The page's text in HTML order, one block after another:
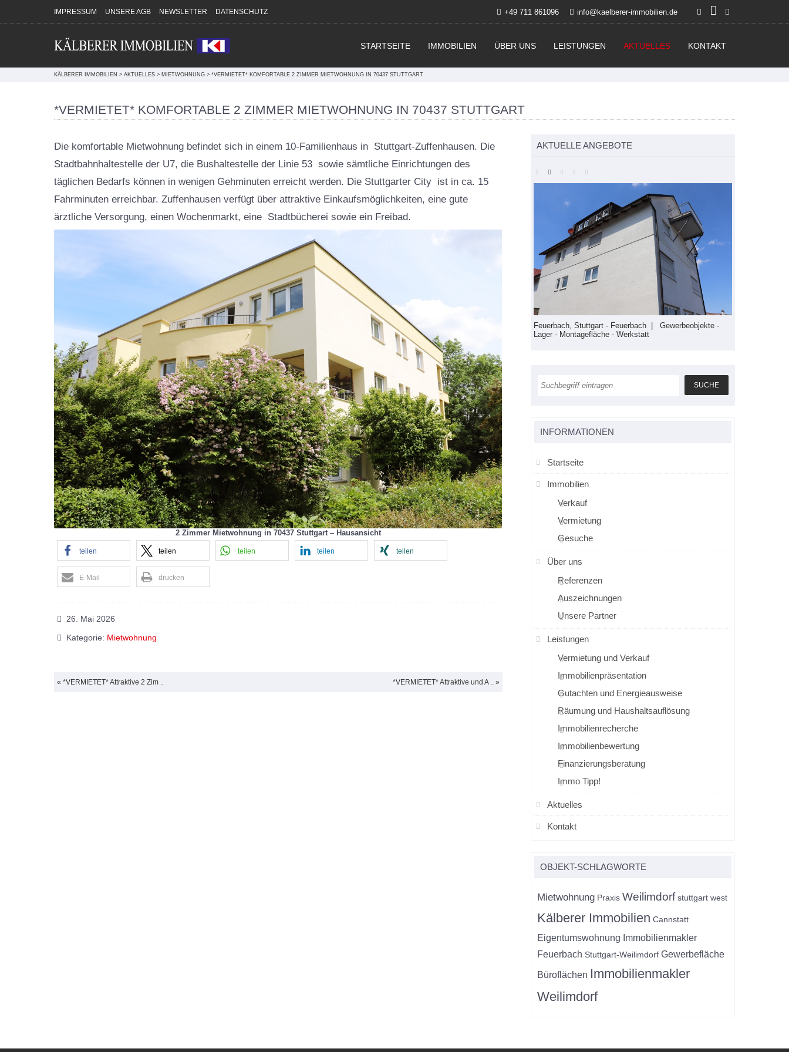
Direkt zum Inhalt springen
IMPRESSUM UNSERE AGB NEWSLETTER DATENSCHUTZ +49 711 861096 info@kaelberer-immobilien.de
STARTSEITE IMMOBILIEN ÜBER UNS LEISTUNGEN AKTUELLES KONTAKT
KÄLBERER IMMOBILIEN > AKTUELLES > MIETWOHNUNG > *VERMIETET* KOMFORTABLE 2 ZIMMER MIETWOHNUNG IN 70437 STUTTGART
*VERMIETET* KOMFORTABLE 2 ZIMMER MIETWOHNUNG IN 70437 STUTTGART
Die komfortable Mietwohnung befindet sich in einem 10-Familienhaus in Stuttgart-Zuffenhausen. Die
Stadtbahnhaltestelle der U7, die Bushaltestelle der Linie 53 sowie sämtliche Einrichtungen des
täglichen Bedarfs können in wenigen Gehminuten erreicht werden. Die Stuttgarter City ist in ca. 15
Fahrminuten erreichbar. Zuffenhausen verfügt über attraktive Einkaufsmöglichkeiten, eine gute
ärztliche Versorgung, einen Wochenmarkt, eine Stadtbücherei sowie ein Freibad.
2 Zimmer Mietwohnung in 70437 Stuttgart – Hausansicht
teilen teilen teilen teilen teilen
E-Mail drucken
26. Mai 2026
Kategorie: Mietwohnung
« *VERMIETET* Attraktive 2 Zim .. *VERMIETET* Attraktive und A .. »
AKTUELLE ANGEBOTE
Feuerbach, Stuttgart - Feuerbach | Mietwohnung -
Wohnung
Stuttgart - Weilimdorf, Weilimdorf | Mietwohnung
ca. 120 m²
3,5 Zimmer
Feuerbach, Stuttgart - Feuerbach | Gewerbeobjekte -
Lager - Montagefläche - Werkstatt
INFORMATIONEN
Startseite
Immobilien
Verkauf
Vermietung
Gesuche
Über uns
Referenzen
Auszeichnungen
Unsere Partner
Leistungen
Vermietung und Verkauf
Immobilienpräsentation
Gutachten und Energieausweise
Räumung und Haushaltsauflösung
Immobilienrecherche
Immobilienbewertung
Finanzierungsberatung
Immo Tipp!
Aktuelles
Kontakt
OBJEKT-SCHLAGWORTE
Mietwohnung Praxis Weilimdorf stuttgart west
Kälberer Immobilien Cannstatt
Eigentumswohnung Immobilienmakler
Feuerbach Stuttgart-Weilimdorf Gewerbefläche
Büroflächen Immobilienmakler
Weilimdorf